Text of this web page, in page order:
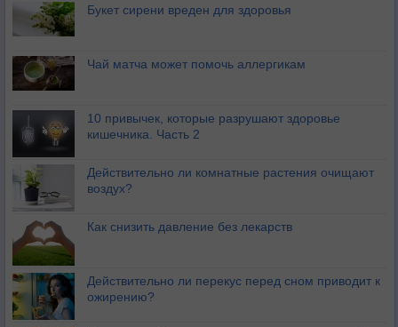
Букет сирени вреден для здоровья
Чай матча может помочь аллергикам
10 привычек, которые разрушают здоровье
кишечника. Часть 2
Действительно ли комнатные растения очищают
воздух?
Как снизить давление без лекарств
Действительно ли перекус перед сном приводит к
ожирению?